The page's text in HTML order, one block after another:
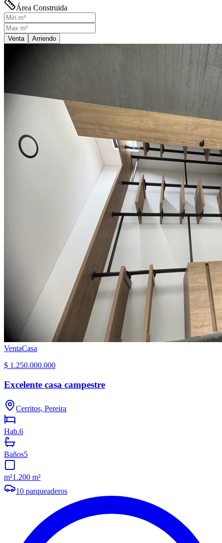
Área Construida
Venta Arriendo
VentaCasa
$ 1.250.000.000
Excelente casa campestre
Cerritos, Pereira
Hab.6
Baños5
m²1.200 m²
10 parqueaderos